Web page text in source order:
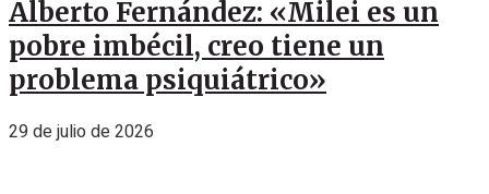
Alberto Fernández: «Milei es un
pobre imbécil, creo tiene un
problema psiquiátrico»
29 de julio de 2026